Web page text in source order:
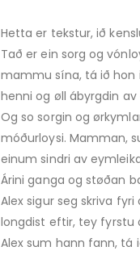
Hetta er tekstur, ið
Tað er ein sorg og
mammu sína, tá ið hon
henni og øll ábyrgdin
Og so sorgin og
móðurloysi. Mamman,
einum sindri av
Árini ganga og støðan
Alex sigur seg skriva
longdist eftir, tey fyrstu
Alex sum hann fann, tá